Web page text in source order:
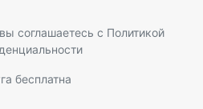
соглашаетесь с Политикой
бесплатна